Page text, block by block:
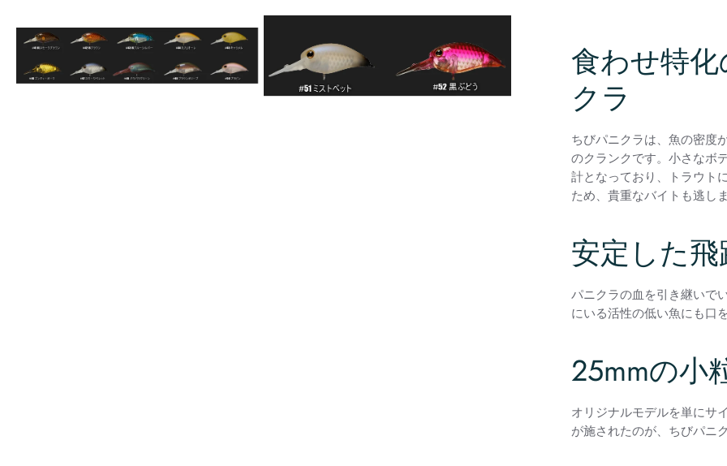
食わせ特
クラ
ちびパニクラは、魚の密度
のクランクです。小さなボ
計となっており、トラウト
ため、貴重なバイトも逃しま
安定した
パニクラの血を引き継いで
にいる活性の低い魚にも口
25mmの小
オリジナルモデルを単にサ
が施されたのが、ちびパニ